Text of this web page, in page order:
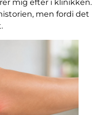
mig efter i klinikken.
men fordi det